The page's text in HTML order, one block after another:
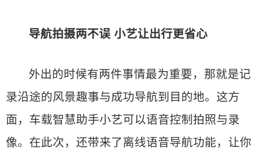
导航拍摄两不误 小艺让出行更省心
外出的时候有两件事情最为重要，那就是记
录沿途的风景趣事与成功导航到目的地。这方
面，车载智慧助手小艺可以语音控制拍照与录
像。在此次，还带来了离线语音导航功能，让你